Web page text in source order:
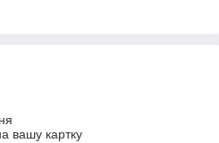
вашу картку